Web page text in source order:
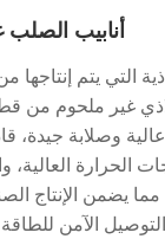
أنابيب الصلب
التي يتم
غير ملحوم من
وصلابة جيدة،
الحرارة العالية،
يضمن الإنتاج
الآمن